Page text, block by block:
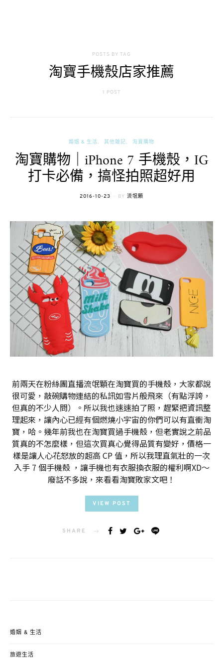
POSTS BY TAG
淘寶手機殼店家推薦
1 POST
婚姻 & 生活 其他雜記 淘寶購物
淘寶購物｜iPhone 7 手機殼，IG
打卡必備，搞怪拍照超好用
POSTED
2016-10-23 BY 流氓顆
前兩天在粉絲團直播流氓顆在淘寶買的手機殼，大家都說
很可愛，敲碗購物連結的私訊如雪片般飛來（有點浮誇，
但真的不少人問）。所以我也速速拍了照，趕緊把資訊整
理起來，讓內心已經有個燃燒小宇宙的你們可以有直衝淘
寶，哈。幾年前我也在淘寶買過手機殼，但老實說之前品
質真的不怎麼樣，但這次買真心覺得品質有變好，價格一
樣是讓人心花怒放的超高 CP 值，所以我理直氣壯的一次
入手 7 個手機殼 ，讓手機也有衣服換衣服的權利啊XD～
廢話不多說，來看看淘寶敗家文吧！
VIEW POST
SHARE
婚姻 & 生活
旅遊生活